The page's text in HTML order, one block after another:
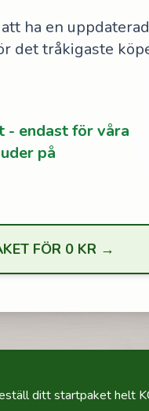
ha en uppdaterad
det tråkigaste
- endast för våra
på
FÖR 0 KR →
ditt startpaket helt